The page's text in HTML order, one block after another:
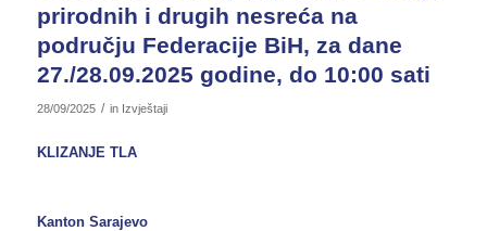
prirodnih i drugih nesreća na
području Federacije BiH, za dane
27./28.09.2025 godine, do 10:00 sati
28/09/2025 / in Izvještaji
KLIZANJE TLA
Kanton Sarajevo